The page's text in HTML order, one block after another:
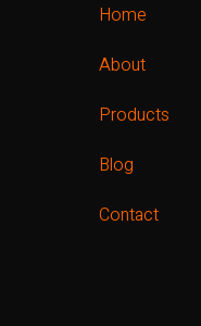
Home
About
Products
Blog
Contact